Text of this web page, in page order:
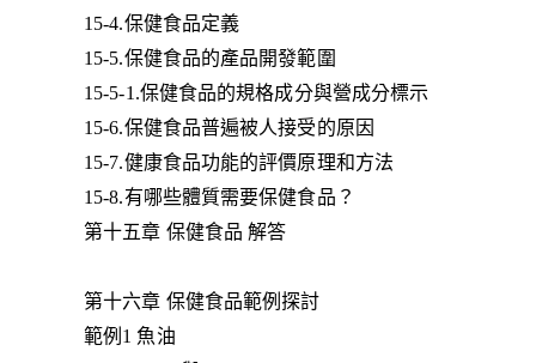
15-4.保健食品定義
15-5.保健食品的產品開發範圍
15-5-1.保健食品的規格成分與營成分標示
15-6.保健食品普遍被人接受的原因
15-7.健康食品功能的評價原理和方法
15-8.有哪些體質需要保健食品？
第十五章 保健食品 解答
第十六章 保健食品範例探討
範例1 魚油